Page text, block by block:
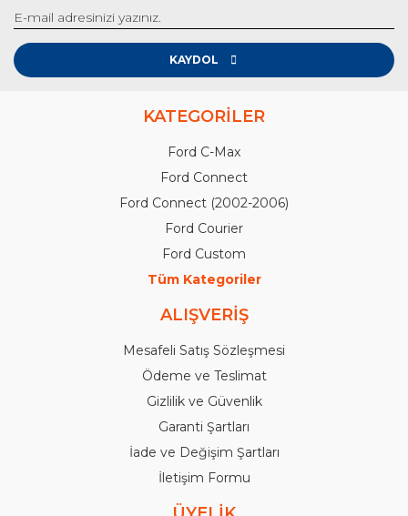
KAYDOL
KATEGORİLER
Ford C-Max
Ford Connect
Ford Connect (2002-2006)
Ford Courier
Ford Custom
Tüm Kategoriler
ALIŞVERİŞ
Mesafeli Satış Sözleşmesi
Ödeme ve Teslimat
Gizlilik ve Güvenlik
Garanti Şartları
İade ve Değişim Şartları
İletişim Formu